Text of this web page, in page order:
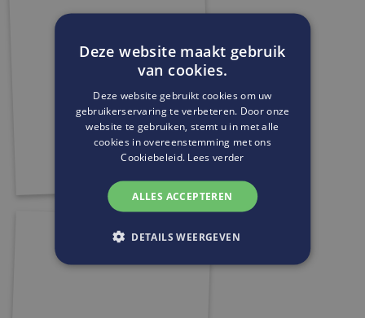
Deze website maakt gebruik
van cookies.
Deze website gebruikt cookies om uw
gebruikerservaring te verbeteren. Door onze
website te gebruiken, stemt u in met alle
cookies in overeenstemming met ons
Cookiebeleid. Lees verder
ALLES ACCEPTEREN
DETAILS WEERGEVEN